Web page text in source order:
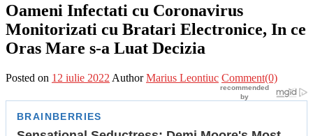
Oameni Infectati cu Coronavirus
Monitorizati cu Bratari Electronice, In ce
Oras Mare s-a Luat Decizia
Posted on 12 iulie 2022 Author Marius Leontiuc Comment(0)